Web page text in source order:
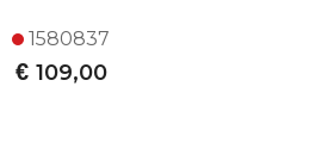
1580837
€ 109,00